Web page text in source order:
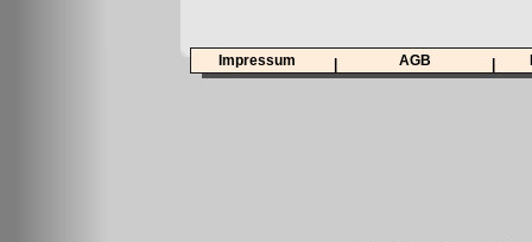
Impressum AGB